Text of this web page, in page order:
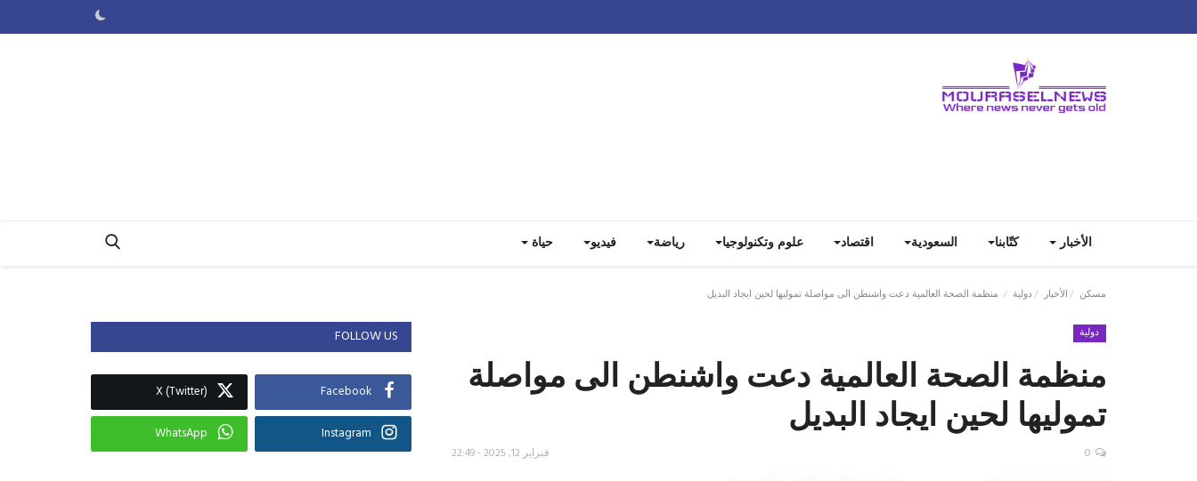
الأخبار كتّابنا السعودية اقتصاد علوم وتكنولوجيا رياضة فيديو حياة
مسكن الأخبار دولية منظمة الصحة العالمية دعت واشنطن الى مواصلة تموليها لحين ايجاد البديل
دولية
منظمة الصحة العالمية دعت واشنطن الى مواصلة
تموليها لحين ايجاد البديل
فبراير 12, 2025 - 22:49 0
FOLLOW US
Facebook
X (Twitter)
Instagram
WhatsApp